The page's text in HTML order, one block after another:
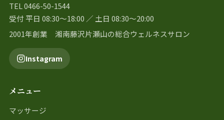
TEL 0466-50-1544
受付 平日 08:30〜18:00 ／ 土日 08:30〜20:00
2001年創業 湘南藤沢片瀬山の総合ウェルネスサロン
Instagram
メニュー
マッサージ